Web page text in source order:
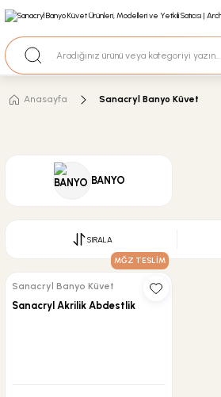
35+ Yıllık Tecrübe
Nakit Ödemeli Özel Fiyatlar için
Anasayfa Sanacryl Banyo Küvet
BANYO
SIRALA
MĞZ TESLİM
Sanacryl Banyo Küvet
Sanacryl Akrilik Abdestlik